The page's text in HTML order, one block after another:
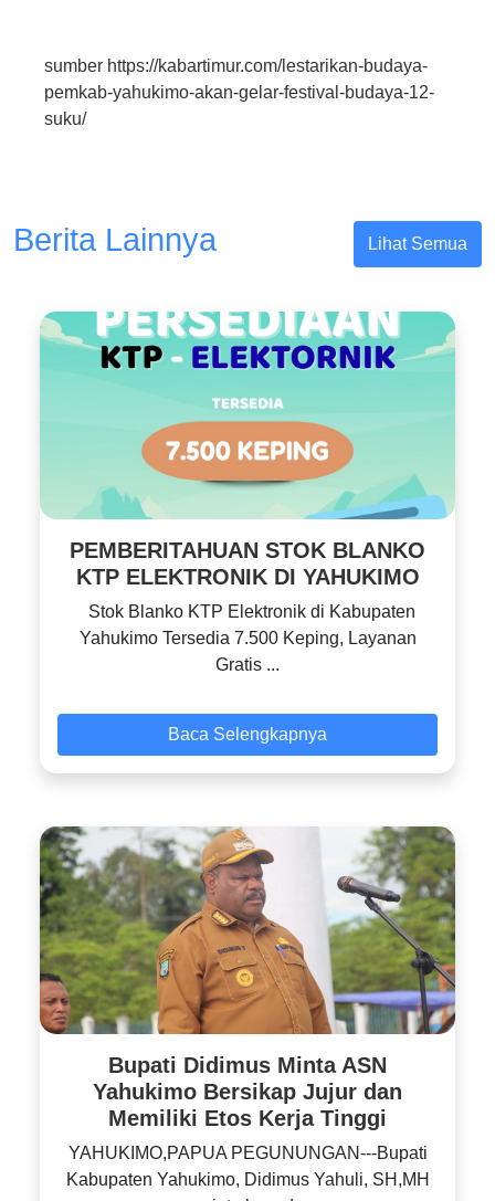
sumber https://kabartimur.com/lestarikan-budaya-
pemkab-yahukimo-akan-gelar-festival-budaya-12-
suku/
Berita Lainnya Lihat Semua
PEMBERITAHUAN STOK BLANKO
KTP ELEKTRONIK DI YAHUKIMO
Stok Blanko KTP Elektronik di Kabupaten
Yahukimo Tersedia 7.500 Keping, Layanan
Gratis ...
Baca Selengkapnya
Bupati Didimus Minta ASN
Yahukimo Bersikap Jujur dan
Memiliki Etos Kerja Tinggi
YAHUKIMO,PAPUA PEGUNUNGAN---Bupati
Kabupaten Yahukimo, Didimus Yahuli, SH,MH